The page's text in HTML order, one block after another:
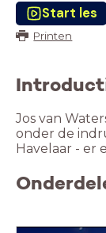
Start les
Printen
Jos van
onder de
Havelaar - er